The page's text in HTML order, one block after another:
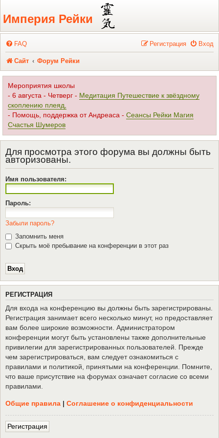
Регистрация
Империя Рейки
FAQ Вход
Регистрация
Сайт Форум Рейки
Мероприятия школы
- 6 августа - Четверг - Медитация Путешествие к звёздному
скоплению плеяд,
- Помощь, поддержка от Андреаса - Сеансы Рейки Магия
Счастья Шумеров
Для просмотра этого форума вы должны быть
авторизованы.
Имя пользователя:
Пароль:
Забыли пароль?
Запомнить меня
Скрыть моё пребывание на конференции в этот раз
РЕГИСТРАЦИЯ
Для входа на конференцию вы должны быть зарегистрированы.
Регистрация занимает всего несколько минут, но предоставляет
вам более широкие возможности. Администратором
конференции могут быть установлены также дополнительные
привилегии для зарегистрированных пользователей. Прежде
чем зарегистрироваться, вам следует ознакомиться с
правилами и политикой, принятыми на конференции. Помните,
что ваше присутствие на форумах означает согласие со всеми
правилами.
Общие правила | Соглашение о конфиденциальности
Регистрация